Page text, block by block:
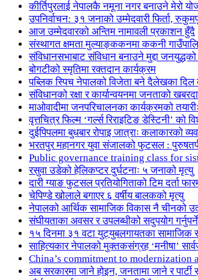
कीर्तिपुरलाई नेपालकै नमूना नगर बनाउने मेरो
उपनिर्वाचन: ३१ जनाको उम्मेदवारी फिर्ता,
आज उम्मेदवारको अन्तिम नामावली प्रकाशन हुँदै
संस्थागत क्षमता मुल्याङ्ककनमा ककनी
संविधानसभाबाट संविधान बनाउने मुद्दा जनयुद्धको
बोगटीको स्मृतिमा रक्तदान कार्यक्रम
पब्लिक स्पिच नेपालको विजेता बने दैलेखका दिल
संविधानको रक्षा र कार्यान्वयनमा जनताको
माओवादीमा जनपरिचालनका कार्यक्रमको
वृत्तचित्र फिल्म ‘गर्ल्स रिराइटिङ डेस्टिनी’ को
दुईपिपलमा बुधबार रोपाइ जात्राः कलाकारको
भरतपुर महानगर युवा संजालको फुटसल :
Public governance training class for
रसुवा उडेको हेलिकप्टर दुर्घटनाः ५ जनाको मृत्यु
दारी ग्याङ फुटसल प्रतियोगिताको टिम दर्ता
चेपिण्डे खोलाले बगाएर ६ वर्षीय बालकको मृत्यु
नेपालको आर्थिक सामाजिक विकास नै चीनको
संघीयताका अवसर र उपलब्धीको सदुपयोग
१५ दिनमा ३१ वटा युट्युबलगायतका सामाजिक
साहित्यकार नेपालको मुक्तकसंग्रह ‘मनीषा’
China’s commitment to modernization
अब सरकारमा जाने होइन, जनतामा जाने र